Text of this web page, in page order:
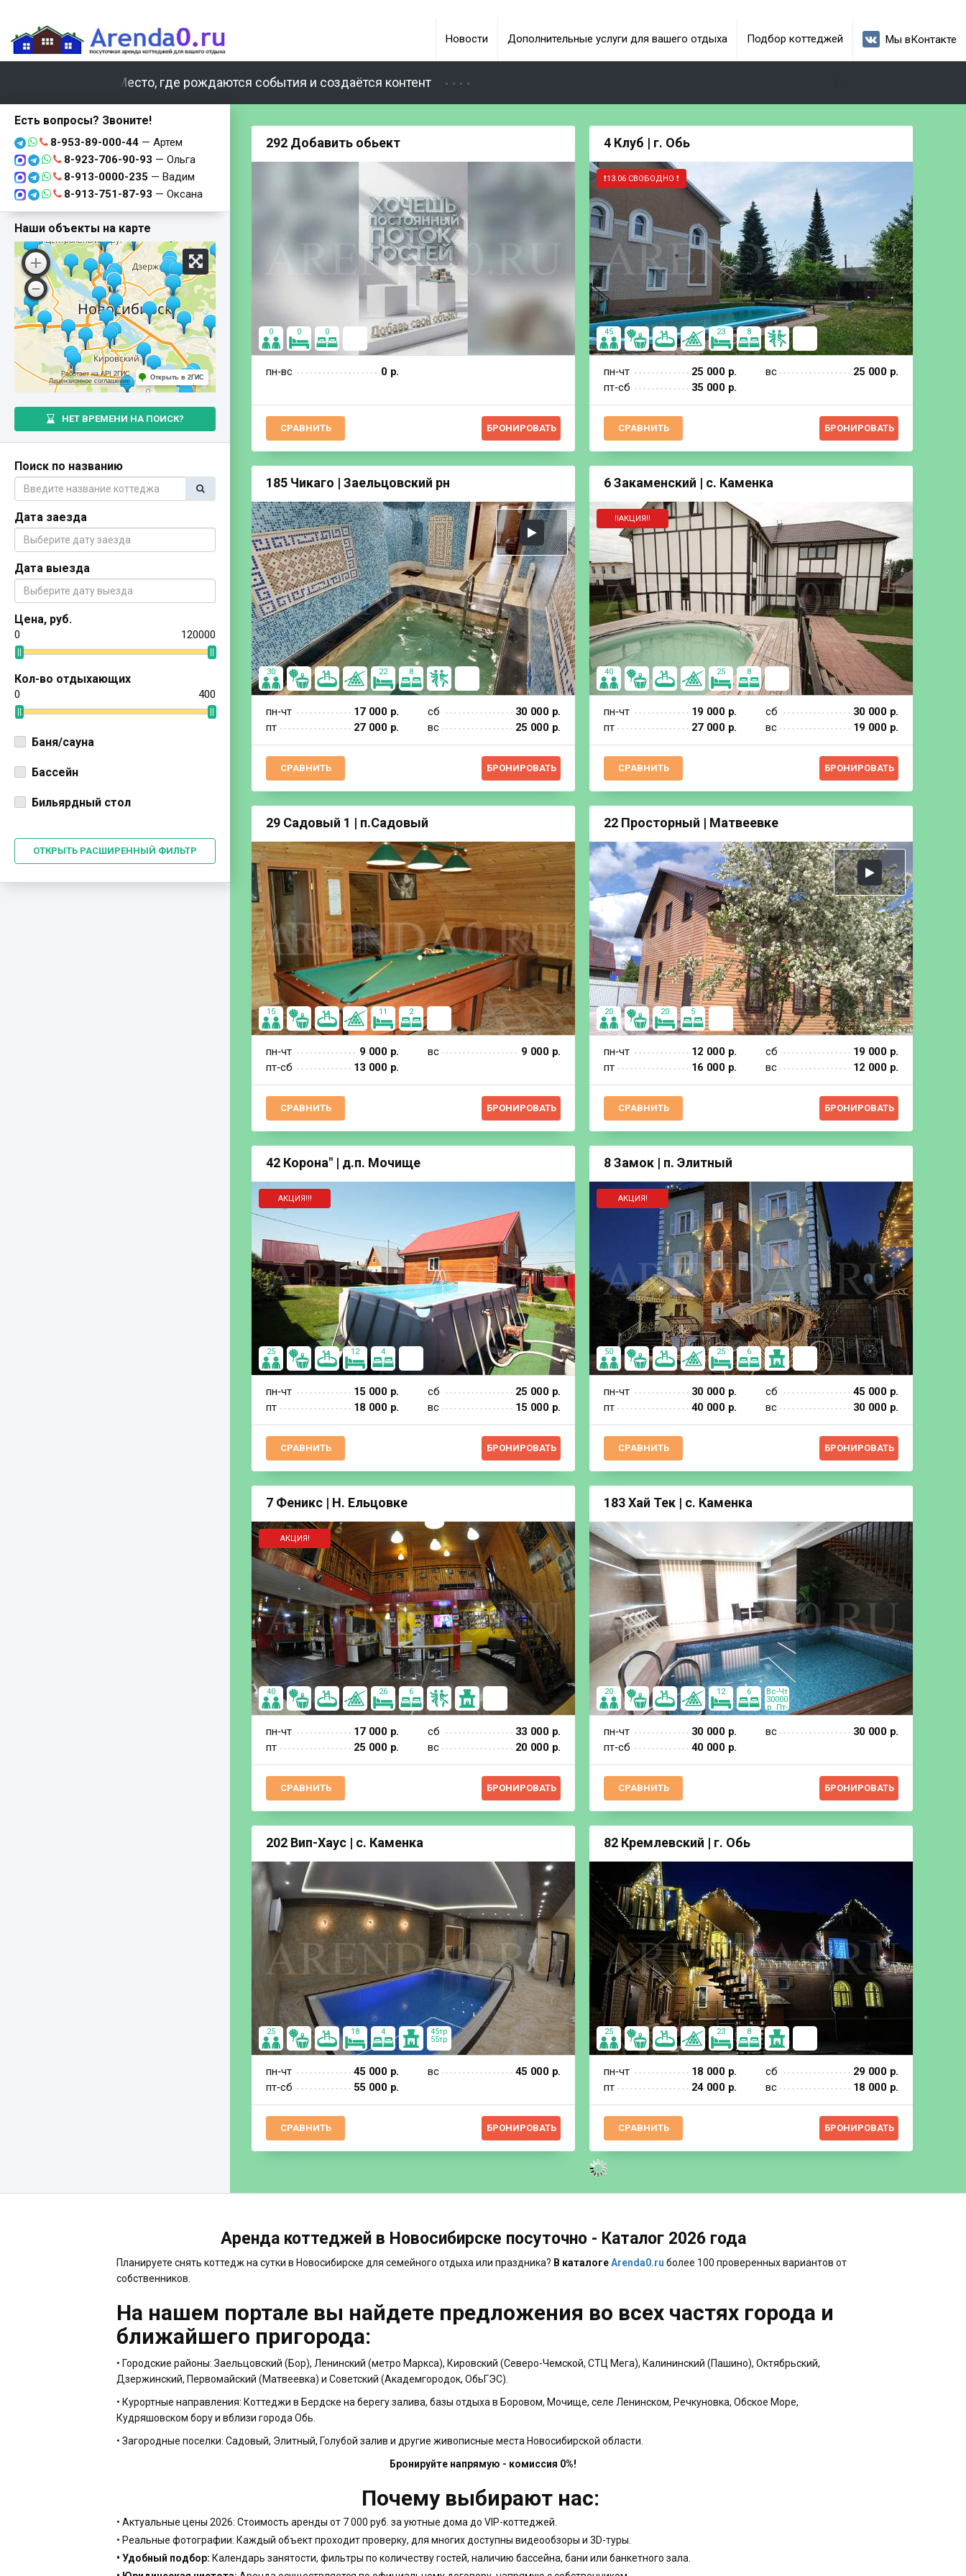
Новости Дополнительные услуги для вашего отдыха Подбор коттеджей Мы вКонтакте
Место, где рождаются события и создаётся контент
Есть вопросы? Звоните!
8-953-89-000-44 — Артем
8-923-706-90-93 — Ольга
8-913-0000-235 — Вадим
8-913-751-87-93 — Оксана
Наши объекты на карте
Работает на API 2ГИС
Лицензионное соглашение
Открыть в 2ГИС
НЕТ ВРЕМЕНИ НА ПОИСК?
Поиск по названию
Дата заезда
Дата выезда
Цена, руб.
0 120000
Кол-во отдыхающих
0 400
Баня/сауна
Бассейн
Бильярдный стол
ОТКРЫТЬ РАСШИРЕННЫЙ ФИЛЬТР
292 Добавить обьект
0 0 0
пн‐вс 0 р.
СРАВНИТЬ БРОНИРОВАТЬ
4 Клуб | г. Обь
❗13.06 СВОБОДНО ❗
45 23 8
пн‐чт
25 000 р.
пт‐сб
35 000 р.
вс 25 000 р.
СРАВНИТЬ БРОНИРОВАТЬ
185 Чикаго | Заельцовский рн
30 22 8
пн‐чт
17 000 р.
пт
27 000 р.
сб
30 000 р.
вс
25 000 р.
СРАВНИТЬ БРОНИРОВАТЬ
6 Закаменский | с. Каменка
‼️АКЦИЯ‼️
40 25 8
пн‐чт
19 000 р.
пт
27 000 р.
сб
30 000 р.
вс
19 000 р.
СРАВНИТЬ БРОНИРОВАТЬ
29 Садовый 1 | п.Садовый
15 11 2
пн‐чт
9 000 р.
пт‐сб
13 000 р.
вс 9 000 р.
СРАВНИТЬ БРОНИРОВАТЬ
22 Просторный | Матвеевке
20 20 5
пн‐чт
12 000 р.
пт
16 000 р.
сб
19 000 р.
вс
12 000 р.
СРАВНИТЬ БРОНИРОВАТЬ
42 Корона" | д.п. Мочище
АКЦИЯ!!!
25 12 4
пн‐чт
15 000 р.
пт
18 000 р.
сб
25 000 р.
вс
15 000 р.
СРАВНИТЬ БРОНИРОВАТЬ
8 Замок | п. Элитный
АКЦИЯ!
50 25 6
пн‐чт
30 000 р.
пт
40 000 р.
сб
45 000 р.
вс
30 000 р.
СРАВНИТЬ БРОНИРОВАТЬ
7 Феникс | Н. Ельцовке
АКЦИЯ!
40 26 6
пн‐чт
17 000 р.
пт
25 000 р.
сб
33 000 р.
вс
20 000 р.
СРАВНИТЬ БРОНИРОВАТЬ
183 Хай Тек | с. Каменка
20 12 6
Вс-Чт
30000
р. Пт-
Сб 40
пн‐чт
30 000 р.
пт‐сб
40 000 р.
вс 30 000 р.
СРАВНИТЬ БРОНИРОВАТЬ
202 Вип-Хаус | с. Каменка
25 18 4
45тр
55тр
пн‐чт
45 000 р.
пт‐сб
55 000 р.
вс 45 000 р.
СРАВНИТЬ БРОНИРОВАТЬ
82 Кремлевский | г. Обь
25 23 8
пн‐чт
18 000 р.
пт
24 000 р.
сб
29 000 р.
вс
18 000 р.
СРАВНИТЬ БРОНИРОВАТЬ
Аренда коттеджей в Новосибирске посуточно - Каталог 2026 года
Планируете снять коттедж на сутки в Новосибирске для семейного отдыха или праздника? В каталогеArenda0.ru более 100 проверенных вариантов от
собственников.
На нашем портале вы найдете предложения во всех частях города и
ближайшего пригорода:
• Городские районы: Заельцовский (Бор), Ленинский (метро Маркса), Кировский (Северо-Чемской, СТЦ Мега), Калининский (Пашино), Октябрьский,
Дзержинский, Первомайский (Матвеевка) и Советский (Академгородок, ОбьГЭС).
• Курортные направления: Коттеджи в Бердске на берегу залива, базы отдыха в Боровом, Мочище, селе Ленинском, Речкуновка, Обское Море,
Кудряшовском бору и вблизи города Обь.
• Загородные поселки: Садовый, Элитный, Голубой залив и другие живописные места Новосибирской области.
Бронируйте напрямую - комиссия 0%!
Почему выбирают нас:
• Актуальные цены 2026: Стоимость аренды от 7 000 руб. за уютные дома до VIP-коттеджей.
• Реальные фотографии: Каждый объект проходит проверку, для многих доступны видеообзоры и 3D-туры.
• Удобный подбор: Календарь занятости, фильтры по количеству гостей, наличию бассейна, бани или банкетного зала.